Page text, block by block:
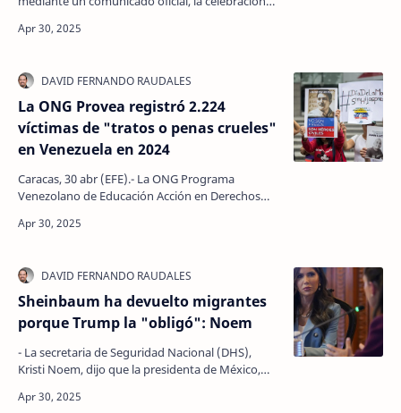
días 23 y 24 d…
La ONG Provea registró 2.224
víctimas de "tratos o penas crueles"
en Venezuela en 2024
Caracas, 30 abr (EFE).- La ONG Programa
Venezolano de Educación Acción en Derechos
2.224 personas que…
Sheinbaum ha devuelto migrantes
porque Trump la "obligó": Noem
- La secretaria de Seguridad Nacional (DHS),
Kristi Noem, dijo que la presidenta de México,
medio mil…